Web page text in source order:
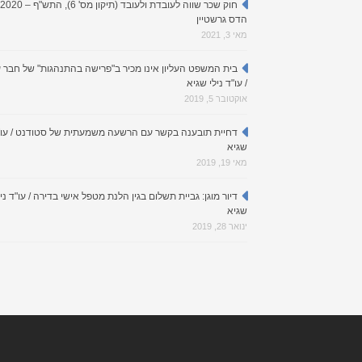
הדס גרשטיין
מאי 3, 2021
בית המשפט העליון אינו מכיר ב"פרישה בהתנהגות" של
/ עו"ד נילי שגיא
אוקטובר 5, 2019
דחיית תובענה בקשר עם הרשעה משמעתית של סטודנט /
שגיא
מאי 19, 2019
דיור מוגן: גביית תשלום בגין הלנת מטפל אישי בדירה / עו"ד
שגיא
ינואר 28, 2019